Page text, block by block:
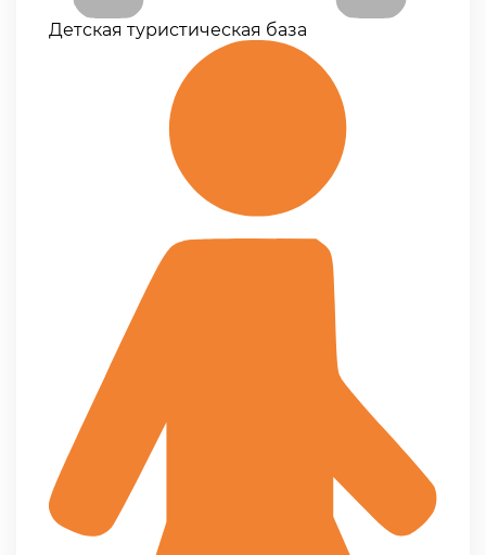
Детская туристическая база